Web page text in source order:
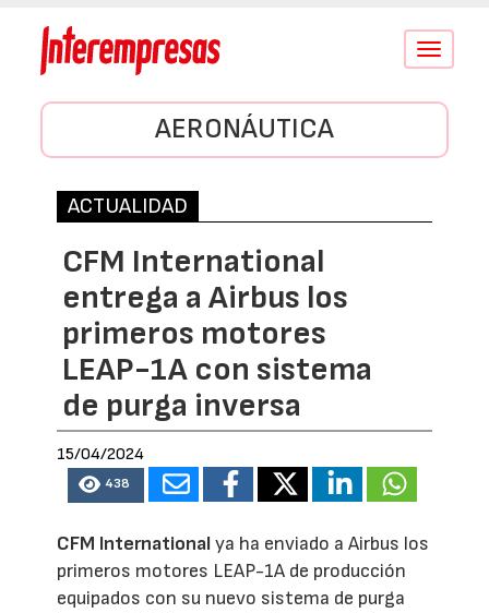
Conmutar
AERONÁUTICA
ACTUALIDAD
CFM International
entrega a Airbus los
primeros motores
LEAP-1A con sistema
de purga inversa
15/04/2024
438
CFM Internationalya ha enviado a Airbus los
primeros motores LEAP-1A de producción
equipados con su nuevo sistema de purga